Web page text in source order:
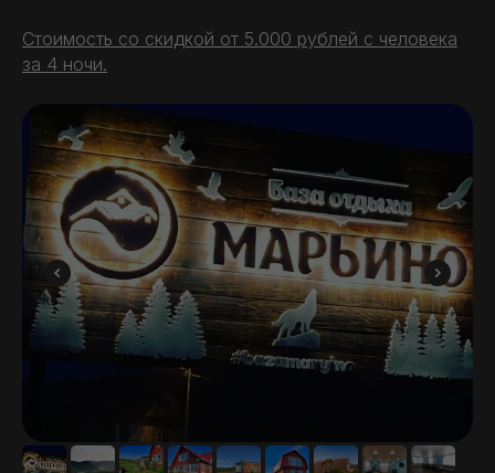
Стоимость со скидкой от 5.000 рублей с человека
за 4 ночи.